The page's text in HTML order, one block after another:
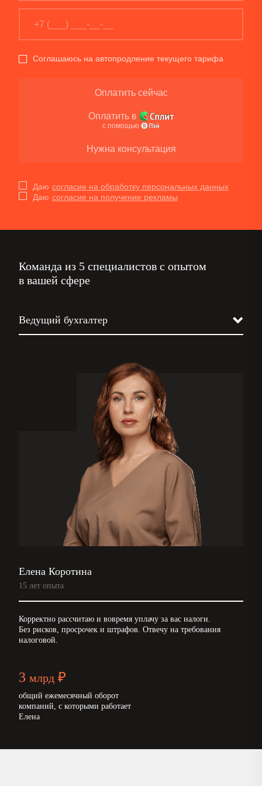
Соглашаюсь на автопродление текущего тарифа
Оплатить сейчас
Оплатить в
с помощью
Нужна консультация
Даю согласие на обработку персональных данных
Даю согласие на получение рекламы
Команда из 5 специалистов с опытом
в вашей сфере
Ведущий бухгалтер
Бизнес-ассистент
Елена Коротина
15 лет опыта
Корректно рассчитаю и вовремя уплачу за вас налоги.
Без рисков, просрочек и штрафов. Отвечу на требования
налоговой.
3 млрд ₽
общий ежемесячный оборот
компаний, с которыми работает
Елена